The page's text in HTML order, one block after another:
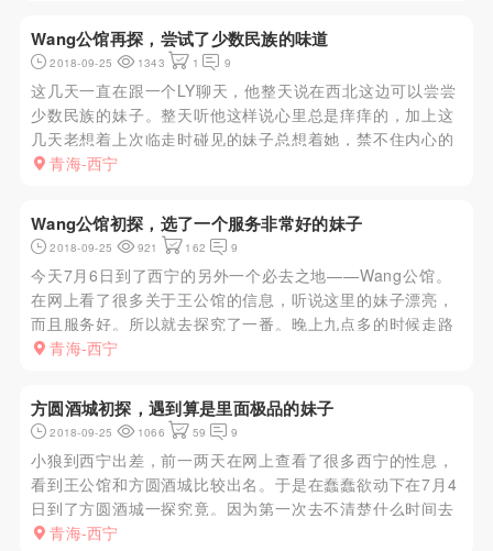
但是却很媚惑，我选...
Wang公馆再探，尝试了少数民族的味道
2018-09-25 1343 1 9
这几天一直在跟一个LY聊天，他整天说在西北这边可以尝尝
少数民族的妹子。整天听他这样说心里总是痒痒的，加上这
几天老想着上次临走时碰见的妹子总想着她，禁不住内心的
冲动在7月9日又一次光顾了Wang公馆。第二次来比上次懂
直接跟小弟说...
青海-西宁
Wang公馆初探，选了一个服务非常好的妹子
2018-09-25 921 162 9
今天7月6日到了西宁的另外一个必去之地——Wang公馆。
在网上看了很多关于王公馆的信息，听说这里的妹子漂亮，
而且服务好。所以就去探究了一番。晚上九点多的时候走路
过去，因为住的酒店离公馆很近。到了公馆后直接电梯上5
下后就有小弟过来...
青海-西宁
方圆酒城初探，遇到算是里面极品的妹子
2018-09-25 1066 59 9
小狼到西宁出差，前一两天在网上查看了很多西宁的性息，
看到王公馆和方圆酒城比较出名。于是在蠢蠢欲动下在7月4
日到了方圆酒城一探究竟。因为第一次去不清楚什么时间去
比较多妹子。所以在晚上7点多的时候就过去了。虽说晚
青海-西宁